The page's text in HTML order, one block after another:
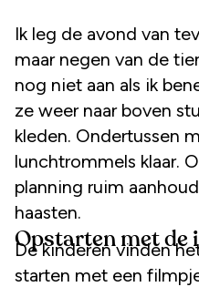
Ik leg de avond van
maar negen van de
nog niet aan als ik
ze weer naar boven
kleden. Ondertussen
lunchtrommels klaar.
planning ruim
haasten.
Opstarten met de
De kinderen vinden
starten met een